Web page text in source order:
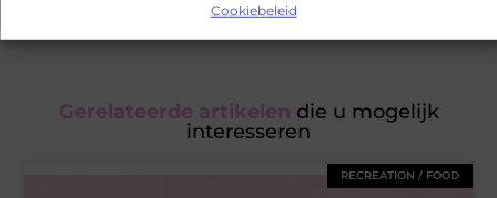
Cookiebeleid
Gerelateerde artikelen die u mogelijk
interesseren
RECREATION / FOOD